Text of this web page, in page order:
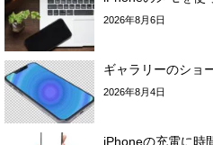
2026年8月6日
ギャラリーのショ
2026年8月4日
iPhoneの充電に時